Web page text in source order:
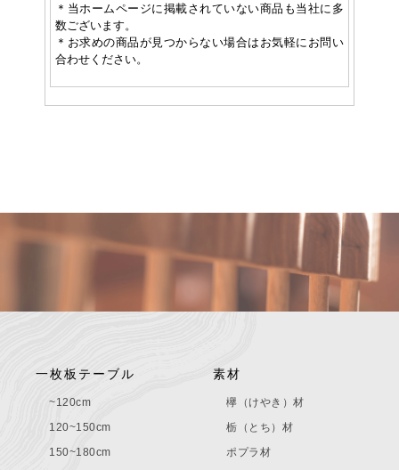
＊当ホームページに掲載されていない商品も当社に多
数ございます。
＊お求めの商品が見つからない場合はお気軽にお問い
合わせください。
一枚板テーブル
~120cm
120~150cm
150~180cm
素材
欅（けやき）材
栃（とち）材
ポプラ材